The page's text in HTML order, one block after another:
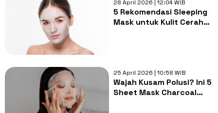
28 April 2026 | 12:04 WIB
5 Rekomendasi Sleeping
Mask untuk Kulit Cerah
25 April 2026 | 10:58 WIB
Wajah Kusam Polusi? Ini 5
Sheet Mask Charcoal